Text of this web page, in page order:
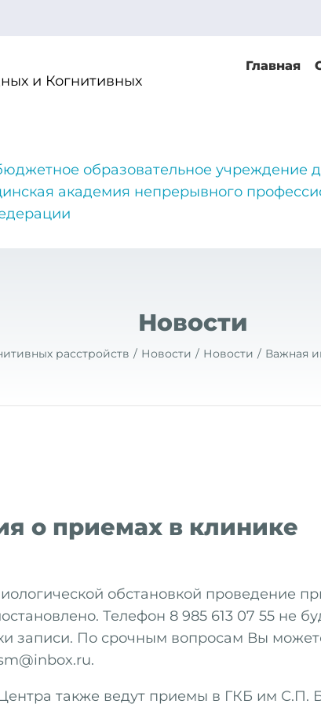
и Когнитивных
Главная
образовательное учреждение
академия непрерывного
Новости
расстройств Новости Новости Важная
о приемах в клинике
обстановкой проведение
Телефон 8 985 613 07 55 не
записи. По срочным вопросам Вы
также ведут приемы в ГКБ им С.П.